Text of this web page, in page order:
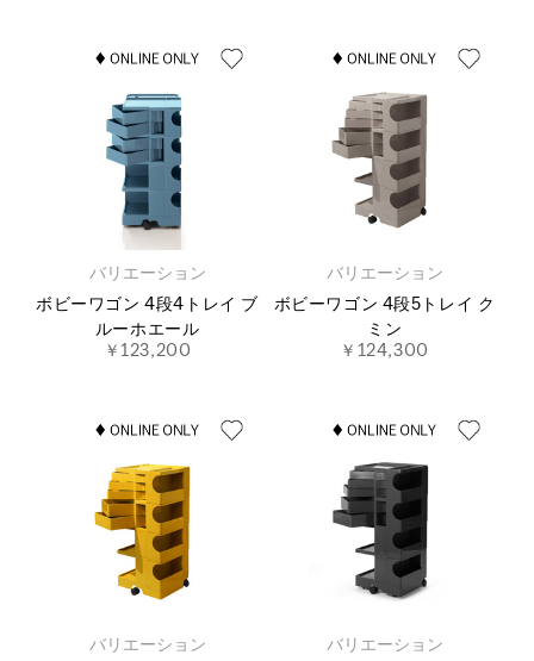
バリエーション
ボビーワゴン 4段4トレイ ブ
ルーホエール
￥123,200
バリエーション
ボビーワゴン 4段5トレイ ク
ミン
￥124,300
バリエーション
バリエーション